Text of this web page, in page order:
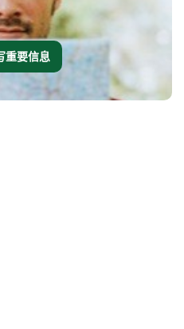
重要信息